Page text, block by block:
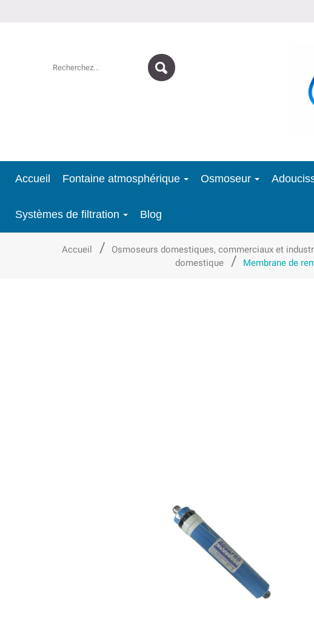
Accueil Fontaine atmosphérique Osmoseur
Systèmes de filtration Blog
Accueil Osmoseurs domestiques, commerciaux et
domestique
Membrane de